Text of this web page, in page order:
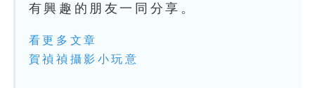
有興趣的朋友一同分享。
看更多文章
賀禎禎攝影小玩意